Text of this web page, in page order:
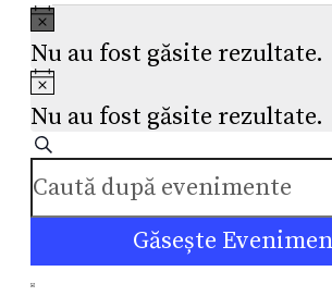
Nu au fost găsite rezultate.
Nu au fost găsite rezultate.
Navigare
în
vizualizări
și
Caută
Introdu
cuvântul
Caută
Evenimente
Găsește
Navigare